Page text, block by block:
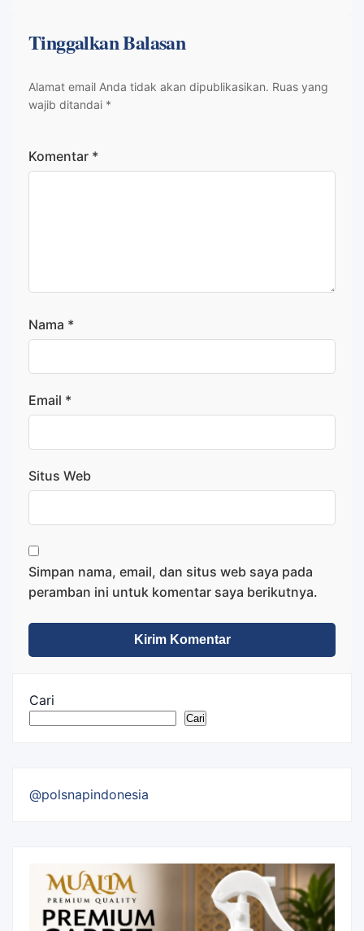
Tinggalkan Balasan
Alamat email Anda tidak akan dipublikasikan. Ruas yang
wajib ditandai *
Komentar *
Nama *
Email *
Situs Web
Simpan nama, email, dan situs web saya pada
peramban ini untuk komentar saya berikutnya.
Cari
Cari
@polsnapindonesia